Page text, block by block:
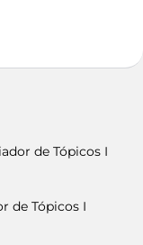
de Tópicos I
de Tópicos I